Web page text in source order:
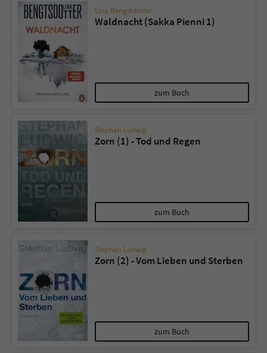
Lina Bengstdotter
Waldnacht (Sakka Pienni 1)
zum Buch
Stephan Ludwig
Zorn (1) - Tod und Regen
zum Buch
Stephan Ludwig
Zorn (2) - Vom Lieben und Sterben
zum Buch